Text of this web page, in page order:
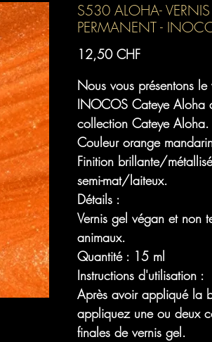
S530 ALOHA-
PERMANENT -
12,50 CHFPrix
Nous vous présentons le
INOCOS Cateye Aloha
collection Cateye Aloha.
Couleur orange
Finition brillante/
semi-mat/laiteux.
Détails :
Vernis gel végan et non
animaux.
Quantité : 15 ml
Instructions d'utilisation :
Après avoir appliqué la
appliquez une ou deux
finales de vernis gel.